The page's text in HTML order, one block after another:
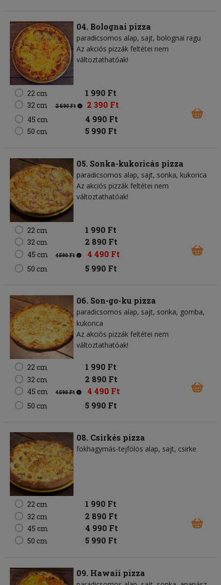
04. Bolognai pizza
paradicsomos alap sajt bolognai ragu
Az akciós pizzák feltétei nem
változtathatóak!
22 cm 1 990 Ft
32 cm 2 690 Ft 2 390 Ft
45 cm 4 990 Ft
50 cm 5 990 Ft
05. Sonka-kukoricás pizza
paradicsomos alap sajt sonka kukorica
Az akciós pizzák feltétei nem
változtathatóak!
22 cm 1 990 Ft
32 cm 2 890 Ft
45 cm 4 590 Ft 4 490 Ft
50 cm 5 990 Ft
06. Son-go-ku pizza
paradicsomos alap sajt sonka gomba
kukorica
Az akciós pizzák feltétei nem
változtathatóak!
22 cm 1 990 Ft
32 cm 2 890 Ft
45 cm 4 590 Ft 4 490 Ft
50 cm 5 990 Ft
08. Csirkés pizza
fokhagymás-tejfölös alap sajt csirke
22 cm 1 990 Ft
32 cm 2 890 Ft
45 cm 4 990 Ft
50 cm 5 990 Ft
09. Hawaii pizza